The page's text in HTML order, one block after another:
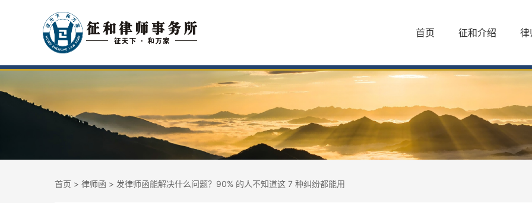
首页 征和介绍 律
首页 > 律师函 > 发律师函能解决什么问题？90% 的人不知道这 7 种纠纷都能用